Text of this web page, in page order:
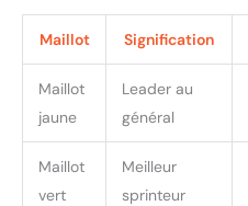
Maillot Signification
Maillot
jaune
Leader au
général
Maillot
vert
Meilleur
sprinteur